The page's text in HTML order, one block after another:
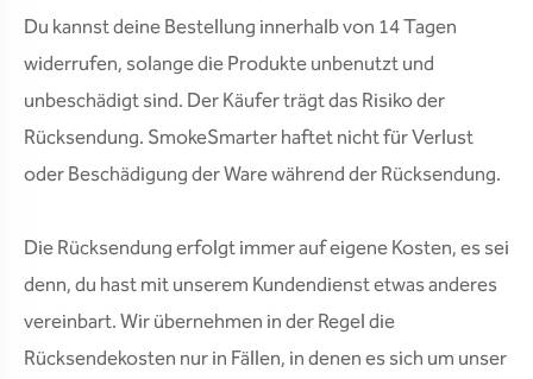
Du kannst deine Bestellung innerhalb von 14 Tagen
widerrufen, solange die Produkte unbenutzt und
unbeschädigt sind. Der Käufer trägt das Risiko der
Rücksendung. SmokeSmarter haftet nicht für Verlust
oder Beschädigung der Ware während der Rücksendung.
Die Rücksendung erfolgt immer auf eigene Kosten, es sei
denn, du hast mit unserem Kundendienst etwas anderes
vereinbart. Wir übernehmen in der Regel die
Rücksendekosten nur in Fällen, in denen es sich um unser